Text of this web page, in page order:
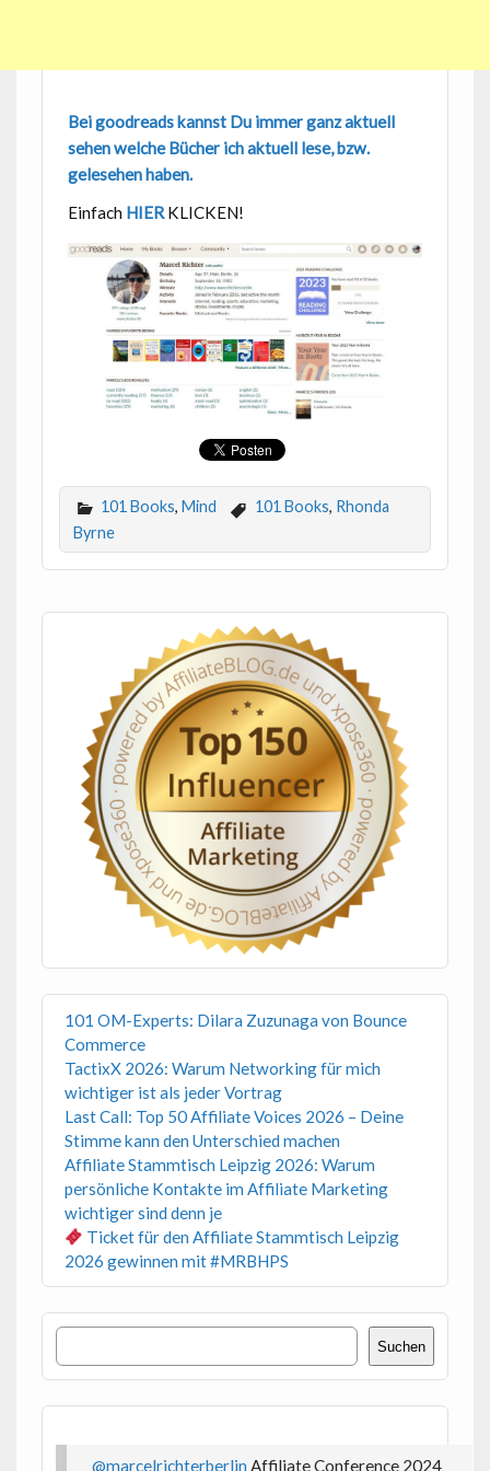
Bei goodreads kannst Du immer ganz aktuell
sehen welche Bücher ich aktuell lese, bzw.
gelesehen haben.
Einfach HIERKLICKEN!
101 Books, Mind 101 Books, Rhonda
Byrne
101 OM-Experts: Dilara Zuzunaga von Bounce
Commerce
TactixX 2026: Warum Networking für mich
wichtiger ist als jeder Vortrag
Last Call: Top 50 Affiliate Voices 2026 – Deine
Stimme kann den Unterschied machen
Affiliate Stammtisch Leipzig 2026: Warum
persönliche Kontakte im Affiliate Marketing
wichtiger sind denn je
Ticket für den Affiliate Stammtisch Leipzig
2026 gewinnen mit #MRBHPS
Suchen
Suchen
@marcelrichterberlin Affiliate Conference 2024